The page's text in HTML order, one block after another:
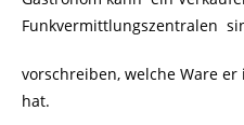
Funkvermittlungszentralen
vorschreiben, welche Ware
hat.